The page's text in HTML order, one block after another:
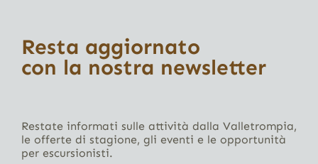
Resta aggiornato
con la nostra newsletter
Restate informati sulle attività dalla Valletrompia,
le offerte di stagione, gli eventi e le opportunità
per escursionisti.